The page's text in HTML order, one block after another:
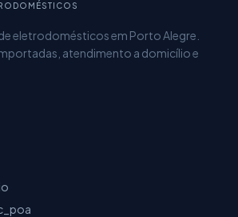
eletrodomésticosem Porto Alegre.
atendimento a domicílio e